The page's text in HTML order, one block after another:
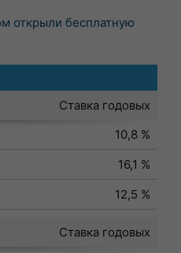
открыли бесплатную
Ставка годовых
10,8 %
16,1 %
12,5 %
Ставка годовых